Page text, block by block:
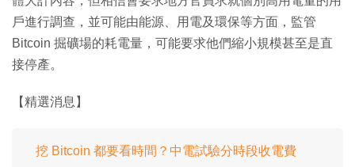
戶進行調查，並可能由能源、用電及環保等方面，監管
Bitcoin 掘礦場的耗電量，可能要求他們縮小規模甚至是直
接停產。
【精選消息】
挖 Bitcoin 都要看時間？中電試驗分時段收電費